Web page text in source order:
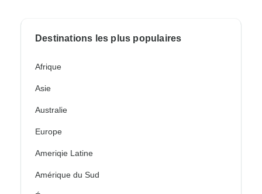
Destinations les plus populaires
Afrique
Asie
Australie
Europe
Ameriqie Latine
Amérique du Sud